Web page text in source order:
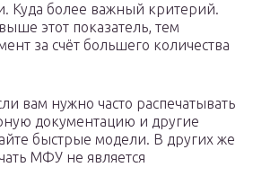
Куда более важный критерий.
этот показатель, тем
за счёт большего количества
вам нужно часто распечатывать
документацию и другие
быстрые модели. В других же
МФУ не является